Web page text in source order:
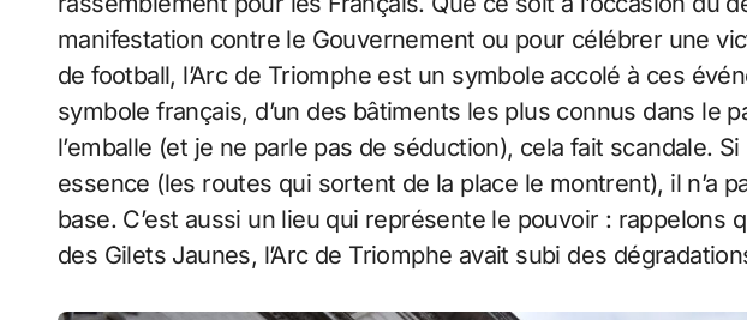
manifestation contre le Gouvernement ou pour célébrer une
de football, l’Arc de Triomphe est un symbole accolé à ces
symbole français, d’un des bâtiments les plus connus dans le
l’emballe (et je ne parle pas de séduction), cela fait scandale.
essence (les routes qui sortent de la place le montrent), il n’a
base. C’est aussi un lieu qui représente le pouvoir : rappelons
des Gilets Jaunes, l’Arc de Triomphe avait subi des